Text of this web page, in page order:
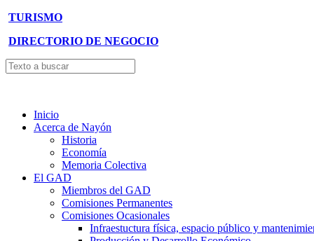
TURISMO
DIRECTORIO DE NEGOCIO
Inicio
Acerca de Nayón
Historia
Economía
Memoria Colectiva
El GAD
Miembros del GAD
Comisiones Permanentes
Comisiones Ocasionales
Infraestuctura física, espacio público y